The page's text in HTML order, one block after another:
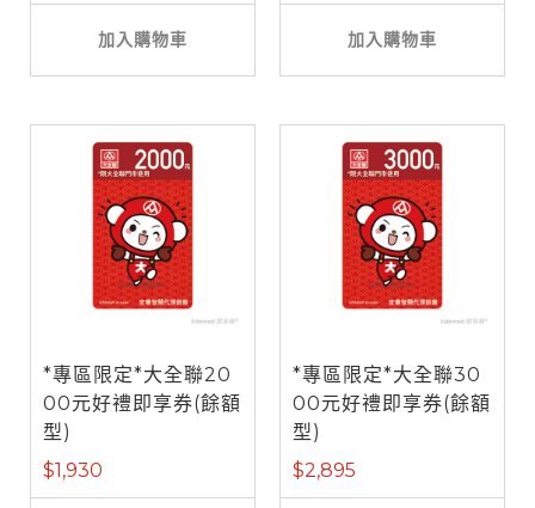
加入購物車 加入購物車
*專區限定*大全聯20
00元好禮即享券(餘額
型)
$1,930
*專區限定*大全聯30
00元好禮即享券(餘額
型)
$2,895